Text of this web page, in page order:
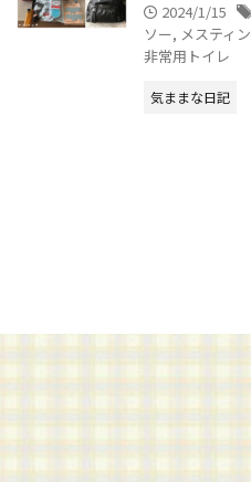
2024/1/15
ソー, メスティン
非常用トイレ
気ままな日記